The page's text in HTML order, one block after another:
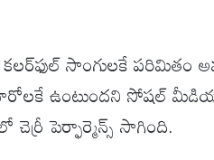
సాంగులకే పరిమితం
ఉంటుందని సోషల్
పెర్ఫార్మెన్స్ సాగింది.